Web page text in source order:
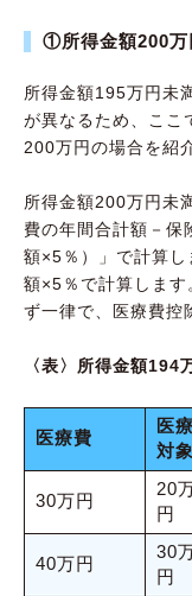
①所得金額200万
所得金額195万円未
が異なるため、ここ
200万円の場合を紹
所得金額200万円未
費の年間合計額－保
額×5％）」で計算
額×5％で計算します
ず一律で、医療費控
〈表〉所得金額194
医療費
医
対
30万円
20
円
40万円
30
円